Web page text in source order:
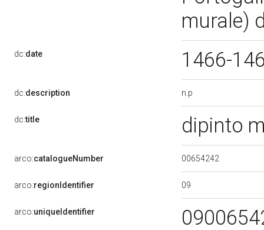
murale)
dc:date 1466-
dc:description n.p
dc:title dipinto
arco:catalogueNumber 00654242
arco:regionIdentifier 09
arco:uniqueIdentifier